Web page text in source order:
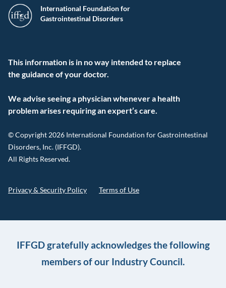
International Foundation for
Gastrointestinal Disorders
This information is in no way intended to replace
the guidance of your doctor.
We advise seeing a physician whenever a health
problem arises requiring an expert’s care.
© Copyright 2026 International Foundation for Gastrointestinal
Disorders, Inc. (IFFGD).
All Rights Reserved.
Privacy & Security Policy Terms of Use
IFFGD gratefully acknowledges the following
members of our Industry Council.